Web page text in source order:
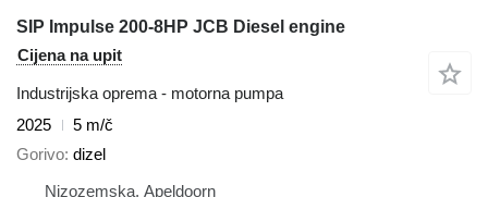
SIP Impulse 200-8HP JCB Diesel engine
Cijena na upit
Industrijska oprema - motorna pumpa
2025
5 m/č
Gorivo dizel
Nizozemska, Apeldoorn